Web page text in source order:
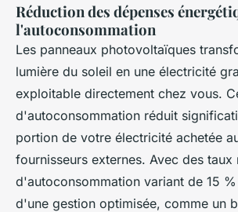
Réduction des dépenses
l'autoconsommation
Les panneaux photovoltaïques
lumière du soleil en une électricité
exploitable directement chez vous.
d'autoconsommation réduit
portion de votre électricité achetée
fournisseurs externes. Avec des taux
d'autoconsommation variant de 15
d'une gestion optimisée, comme un